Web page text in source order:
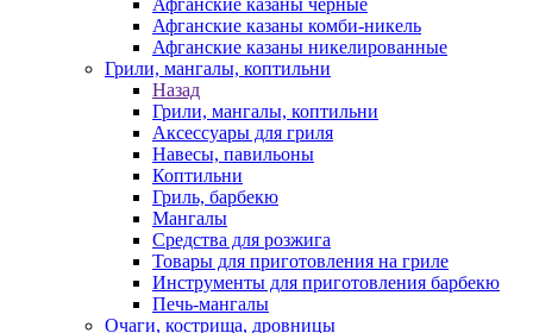
Афганские казаны черные
Афганские казаны комби-никель
Афганские казаны никелированные
Грили, мангалы, коптильни
Назад
Грили, мангалы, коптильни
Аксессуары для гриля
Навесы, павильоны
Коптильни
Гриль, барбекю
Мангалы
Средства для розжига
Товары для приготовления на гриле
Инструменты для приготовления барбекю
Печь-мангалы
Очаги, кострища, дровницы